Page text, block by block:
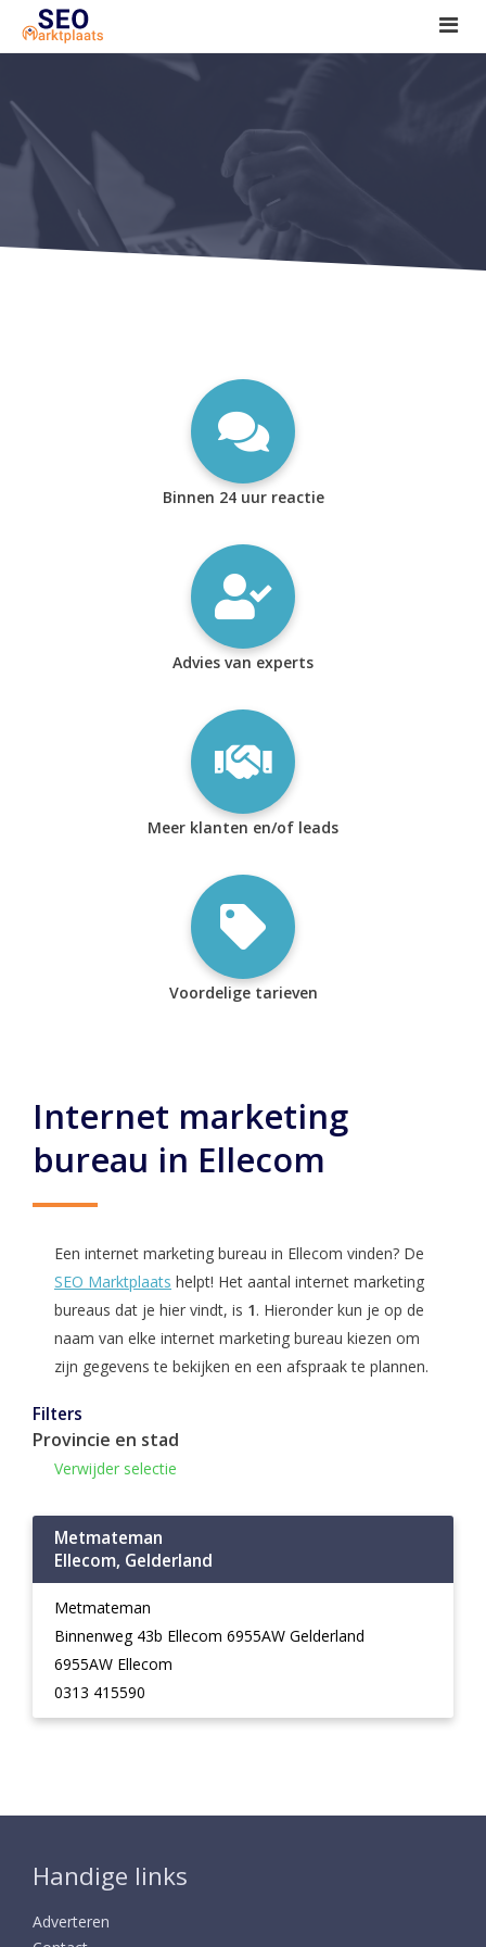
SEO tools reviews
Marketeer bij jou in de buurt?
Offerte
1. Seo voor beginners +
2. Onderzoeken +
Binnen 24 uur reactie
Advies van experts
Meer klanten en/of leads
Voordelige tarieven
Internet marketing
bureau in Ellecom
Een internet marketing bureau in Ellecom vinden? De
SEO Marktplaats helpt! Het aantal internet marketing
bureaus dat je hier vindt, is 1. Hieronder kun je op de
naam van elke internet marketing bureau kiezen om
zijn gegevens te bekijken en een afspraak te plannen.
Filters
Provincie en stad
Verwijder selectie
Metmateman
Ellecom, Gelderland
Metmateman
Binnenweg 43b Ellecom 6955AW Gelderland
6955AW Ellecom
0313 415590
Handige links
Adverteren